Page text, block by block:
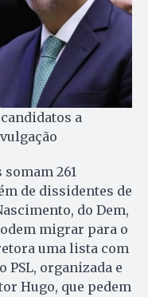
a
261
de dissidentes de
do Dem,
migrar para o
uma lista com
PSL, organizada e
Hugo, que pedem